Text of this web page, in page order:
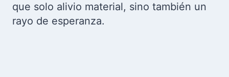
que solo alivio material, sino también un
rayo de esperanza.